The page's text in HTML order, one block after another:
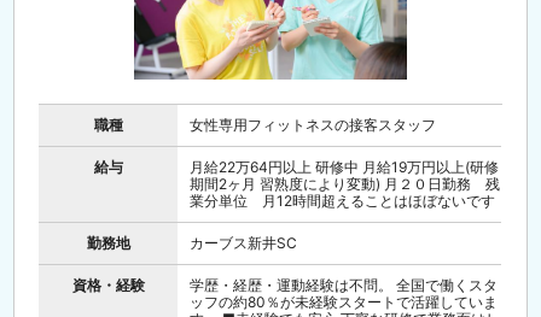
職種 女性専用フィットネスの接客スタッフ
給与
月給22万64円以上 研修中 月給19万円以上(研修
期間2ヶ月 習熟度により変動) 月２０日勤務 残
業分単位 月12時間超えることはほぼないです
勤務地 カーブス新井SC
資格・経験
学歴・経歴・運動経験は不問。 全国で働くスタ
ッフの約80％が未経験スタートで活躍していま